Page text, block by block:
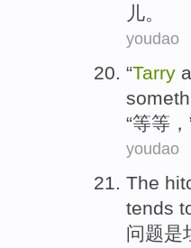
儿。
youdao
“Tarry
“等等，
youdao
The
tends
问题是